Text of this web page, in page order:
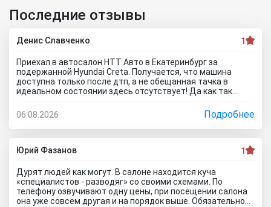
Последние отзывы
Денис Славченко 1
Приехал в автосалон НТТ Авто в Екатеринбург за
подержанной Hyundai Creta. Получается, что машина
доступна только после дтп, а не обещанная тачка в
идеальном состоянии здесь отсутствует! Да как так
почти не ездила! Я ушел из салона, потому что мне такой
расклад не подходит. Битое авто я могу купить и с рук и
намного дешевле, чем тут... Сожаления только о
потерянном времени которого можно было избежать
если бы я почитал отзывы об автоцентре Нтт авто до
82В.
06.08.2026 Подробнее
Юрий Фазанов 1
Дурят людей как могут. В салоне находится куча
«специалистов - разводяг» со своими схемами. По
телефону озвучивают одну цены, при посещении салона
она уже совсем другая и на порядок выше. Обязательное